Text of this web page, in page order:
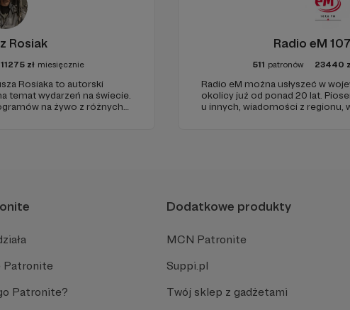
Rosiak
zł miesięcznie
Rosiaka to autorski
temat wydarzeń na świecie.
na żywo z różnych
Radio eM
511 patronów 23440
Radio eM można usłyszeć w
okolicy już od ponad 20 lat.
u innych, wiadomości z regionu,
Patronite
Patronite?
Dodatkowe produkty
MCN Patronite
Suppi.pl
Twój sklep z gadżetami